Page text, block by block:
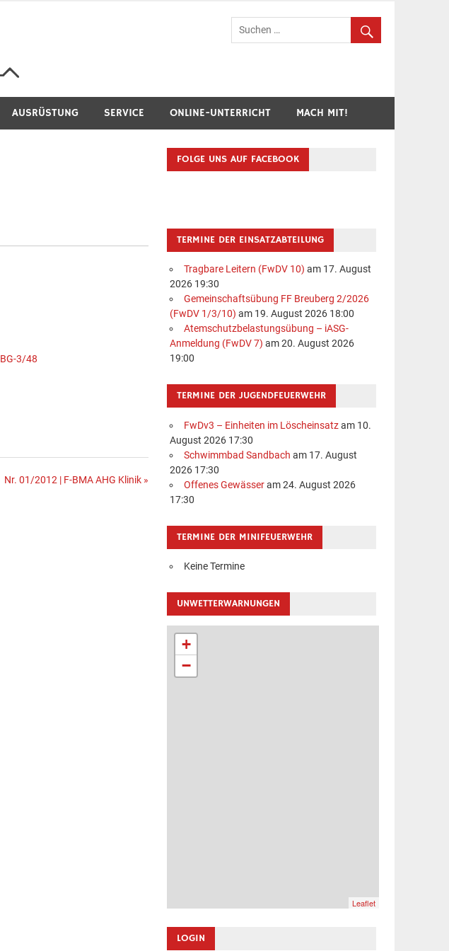
Feuerwehr Breuberg-Hainstadt
AUSRÜSTUNG SERVICE ONLINE-UNTERRICHT MACH MIT!
BG-3/48
Nr. 01/2012 | F-BMA AHG Klinik »
FOLGE UNS AUF FACEBOOK
TERMINE DER EINSATZABTEILUNG
Tragbare Leitern (FwDV 10) am 17. August
2026 19:30
Gemeinschaftsübung FF Breuberg 2/2026
(FwDV 1/3/10) am 19. August 2026 18:00
Atemschutzbelastungsübung – iASG-
Anmeldung (FwDV 7) am 20. August 2026
19:00
TERMINE DER JUGENDFEUERWEHR
FwDv3 – Einheiten im Löscheinsatzam 10.
August 2026 17:30
Schwimmbad Sandbach am 17. August
2026 17:30
Offenes Gewässeram 24. August 2026
17:30
TERMINE DER MINIFEUERWEHR
Keine Termine
UNWETTERWARNUNGEN
+
−
Leaflet
LOGIN